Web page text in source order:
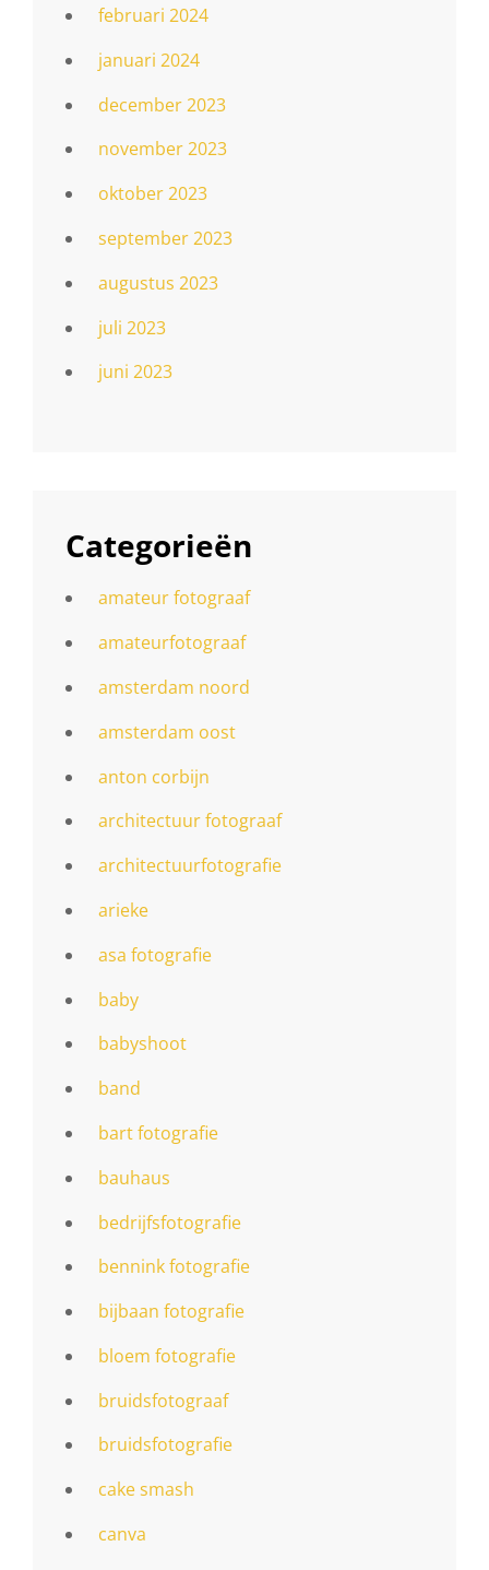
februari 2024
januari 2024
december 2023
november 2023
oktober 2023
september 2023
augustus 2023
juli 2023
juni 2023
Categorieën
amateur fotograaf
amateurfotograaf
amsterdam noord
amsterdam oost
anton corbijn
architectuur fotograaf
architectuurfotografie
arieke
asa fotografie
baby
babyshoot
band
bart fotografie
bauhaus
bedrijfsfotografie
bennink fotografie
bijbaan fotografie
bloem fotografie
bruidsfotograaf
bruidsfotografie
cake smash
canva